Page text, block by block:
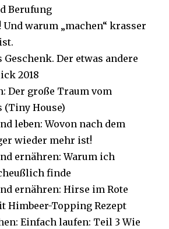
Berufung
Und warum „machen“ krasser
Der etwas andere
2018
Der große Traum vom
(Tiny House)
leben: Wovon nach dem
wieder mehr ist!
ernähren: Warum ich
finde
ernähren: Hirse im Rote
Himbeer-Topping Rezept
Einfach laufen: Teil 3 Wie